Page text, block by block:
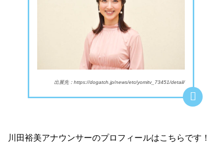
出展先：https://dogatch.jp/news/etc/yomitv_73451/detail/
川田裕美アナウンサーのプロフィールはこちらです！